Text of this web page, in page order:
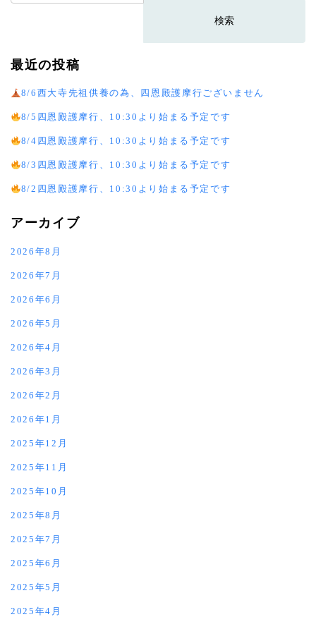
索:
最近の投稿
8/6西大寺先祖供養の為、四恩殿護摩行ございません
8/5四恩殿護摩行、10:30より始まる予定です
8/4四恩殿護摩行、10:30より始まる予定です
8/3四恩殿護摩行、10:30より始まる予定です
8/2四恩殿護摩行、10:30より始まる予定です
アーカイブ
2026年8月
2026年7月
2026年6月
2026年5月
2026年4月
2026年3月
2026年2月
2026年1月
2025年12月
2025年11月
2025年10月
2025年8月
2025年7月
2025年6月
2025年5月
2025年4月